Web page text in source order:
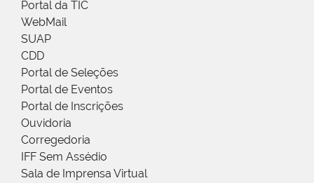
Portal da TIC
WebMail
SUAP
CDD
Portal de Seleções
Portal de Eventos
Portal de Inscrições
Ouvidoria
Corregedoria
IFF Sem Assédio
Sala de Imprensa Virtual